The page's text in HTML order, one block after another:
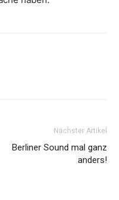
Nächster Artikel
Berliner Sound mal ganz
anders!